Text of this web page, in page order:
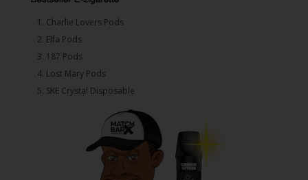
1.⁠ ⁠Charlie Lovers Pods
2.⁠ ⁠⁠Elfa Pods
3.⁠ ⁠⁠187 Pods
4.⁠ ⁠⁠Lost Mary Pods
5.⁠ ⁠⁠SKE Crystal Disposable